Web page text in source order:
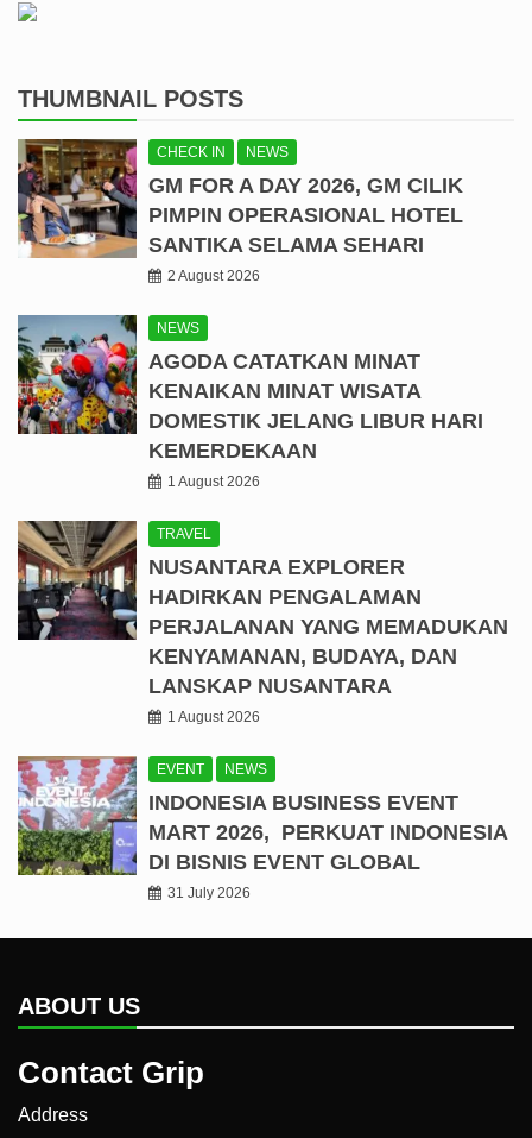
THUMBNAIL POSTS
CHECK IN NEWS
GM FOR A DAY 2026, GM CILIK
PIMPIN OPERASIONAL HOTEL
SANTIKA SELAMA SEHARI
2 August 2026
NEWS
AGODA CATATKAN MINAT
KENAIKAN MINAT WISATA
DOMESTIK JELANG LIBUR HARI
KEMERDEKAAN
1 August 2026
TRAVEL
NUSANTARA EXPLORER
HADIRKAN PENGALAMAN
PERJALANAN YANG MEMADUKAN
KENYAMANAN, BUDAYA, DAN
LANSKAP NUSANTARA
1 August 2026
EVENT NEWS
INDONESIA BUSINESS EVENT
MART 2026, PERKUAT INDONESIA
DI BISNIS EVENT GLOBAL
31 July 2026
ABOUT US
Contact Grip
Address